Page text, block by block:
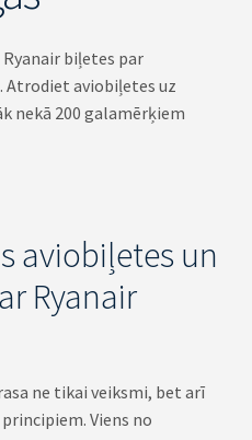
biļetes par
Atrodiet aviobiļetes uz
nekā 200 galamērķiem
aviobiļetes un
Ryanair
ne tikai veiksmi, bet arī
Viens no